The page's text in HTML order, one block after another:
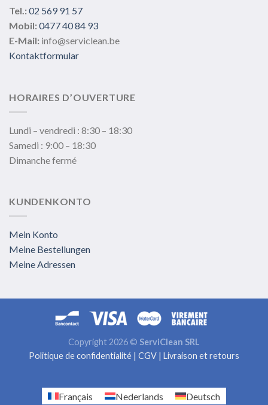
Tel.: 02 569 91 57
Mobil: 0477 40 84 93
E-Mail: info@serviclean.be
Kontaktformular
HORAIRES D’OUVERTURE
Lundi – vendredi : 8:30 – 18:30
Samedi : 9:00 – 18:30
Dimanche fermé
KUNDENKONTO
Mein Konto
Meine Bestellungen
Meine Adressen
Copyright 2026 © ServiClean SRL
Politique de confidentialité | CGV | Livraison et retours
Français Nederlands Deutsch